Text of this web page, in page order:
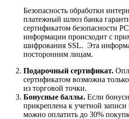
Безопасность обработки
платежный шлюз банка
сертификатом безопасности
информации происходит с
шифрования SSL. Эта
посторонним лицам.
Подарочный сертификат.
сертификатом возможна
из торговой точки.
Бонусные баллы. Если
прикреплена к учетной записи
можно оплатить до 30%